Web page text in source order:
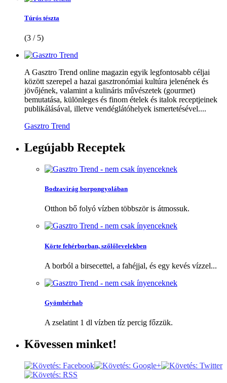
Túrós tészta
(3 / 5)
A Gasztro Trend online magazin egyik legfontosabb céljai
között szerepel a hazai gasztronómiai kultúra jelenének és
jövőjének, valamint a kulináris művészetek (gourmet)
bemutatása, különleges és finom ételek és italok receptjeinek
publikálásával, illetve vendéglátóhelyek ismertetésével....
Gasztro Trend
Legújabb Receptek
Bodzavirág borpongyolában
Otthon bő folyó vízben többször is átmossuk.
Körte fehérborban, szőlőlevelekben
A borból a birsecettel, a fahéjjal, és egy kevés vízzel...
Gyömbérhab
A zselatint 1 dl vízben tíz percig főzzük.
Kövessen minket!